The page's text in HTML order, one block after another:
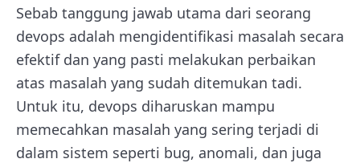
Sebab tanggung jawab utama dari seorang
devops adalah mengidentifikasi masalah secara
efektif dan yang pasti melakukan perbaikan
atas masalah yang sudah ditemukan tadi.
Untuk itu, devops diharuskan mampu
memecahkan masalah yang sering terjadi di
dalam sistem seperti bug, anomali, dan juga